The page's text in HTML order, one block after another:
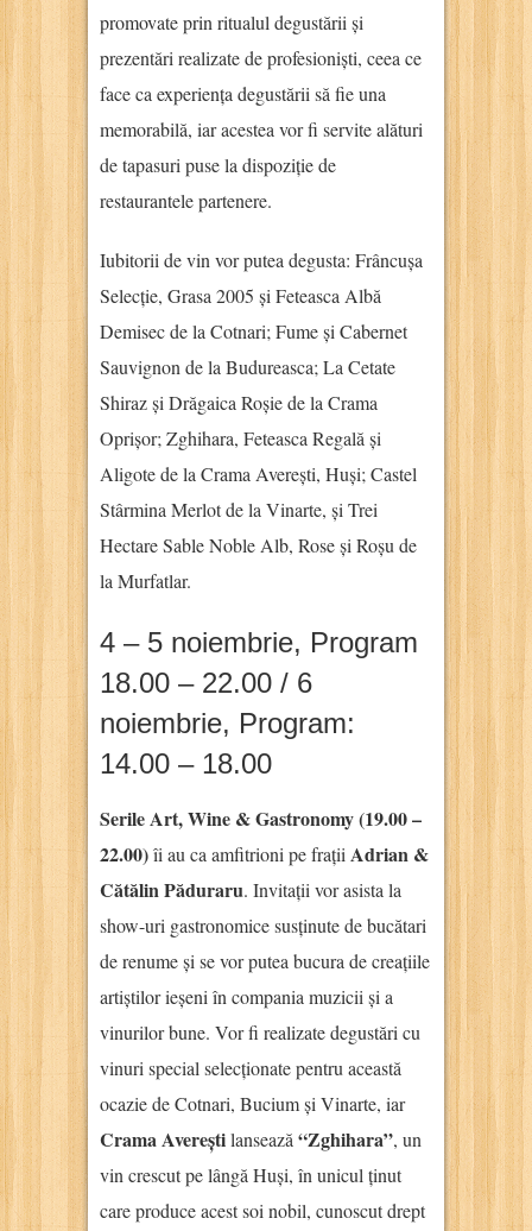
promovate prin ritualul degustării și
prezentări realizate de profesioniști, ceea ce
face ca experiența degustării să fie una
memorabilă, iar acestea vor fi servite alături
de tapasuri puse la dispoziție de
restaurantele partenere.
Iubitorii de vin vor putea degusta: Frâncușa
Selecție, Grasa 2005 și Feteasca Albă
Demisec de la Cotnari; Fume și Cabernet
Sauvignon de la Budureasca; La Cetate
Shiraz și Drăgaica Roșie de la Crama
Oprișor; Zghihara, Feteasca Regală și
Aligote de la Crama Averești, Huși; Castel
Stârmina Merlot de la Vinarte, și Trei
Hectare Sable Noble Alb, Rose și Roșu de
la Murfatlar.
4 – 5 noiembrie, Program
18.00 – 22.00 / 6
noiembrie, Program:
14.00 – 18.00
Serile Art, Wine & Gastronomy (19.00 –
22.00)îi au ca amfitrioni pe frații Adrian &
Cătălin Păduraru. Invitații vor asista la
show-uri gastronomice susținute de bucătari
de renume și se vor putea bucura de creațiile
artiștilor ieșeni în compania muzicii și a
vinurilor bune. Vor fi realizate degustări cu
vinuri special selecționate pentru această
ocazie de Cotnari, Bucium și Vinarte, iar
Crama Avereștilansează “Zghihara”, un
vin crescut pe lângă Huși, în unicul ținut
care produce acest soi nobil, cunoscut drept